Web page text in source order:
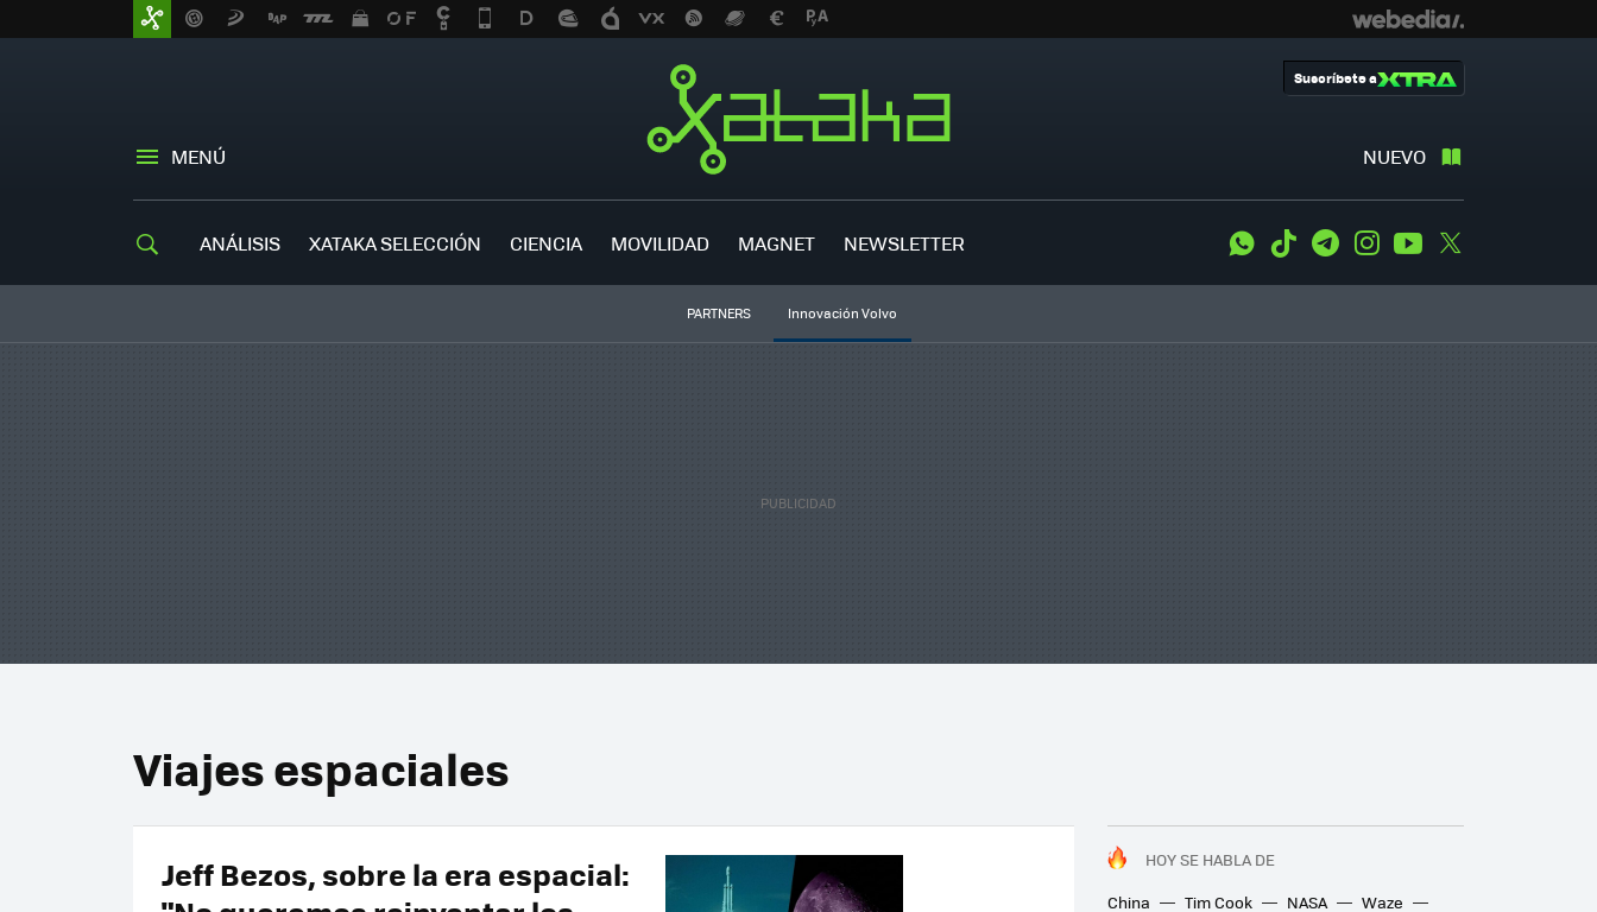
MENÚ NUEVO
Suscríbete a
ANÁLISIS XATAKA SELECCIÓN CIENCIA MOVILIDAD MAGNET NEWSLETTER WhatsApp
Tiktok TelegramInstagramYoutube
PARTNERS Innovación Volvo
Viajes espaciales
HOY SE HABLA DE
China
Tim Cook NASA
Waze
Jeff Bezos, sobre la era espacial: